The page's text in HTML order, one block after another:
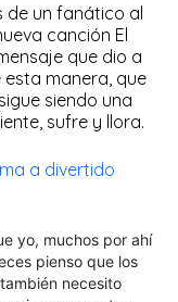
de un fanático al
canción El
que dio a
manera, que
siendo una
sufre y llora.
a divertido
yo, muchos por ahí
pienso que los
necesito